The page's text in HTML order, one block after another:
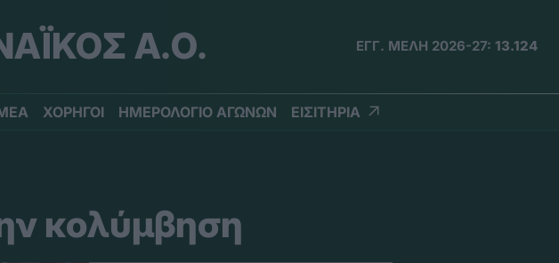
Α.Ο. ΕΓΓ. ΜΕΛΗ 2026-27: 13.124
ΧΟΡΗΓΟΙ ΗΜΕΡΟΛΟΓΙΟ ΑΓΩΝΩΝ ΕΙΣΙΤΗΡΙΑ
κολύμβηση